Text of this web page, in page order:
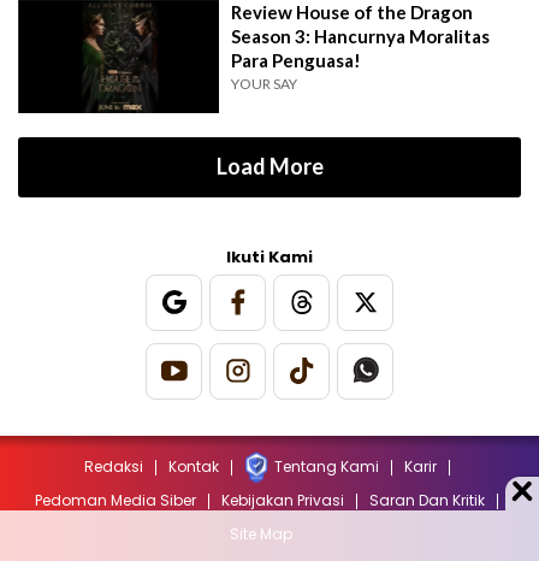
Review House of the Dragon
Season 3: Hancurnya Moralitas
Para Penguasa!
YOUR SAY
Load More
Ikuti Kami
Redaksi Kontak Tentang Kami
Karir
Pedoman Media Siber
Kebijakan Privasi
Saran Dan Kritik
Site Map